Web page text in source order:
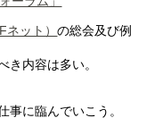
ネット）の総会及び例
き内容は多い。
事に臨んでいこう。